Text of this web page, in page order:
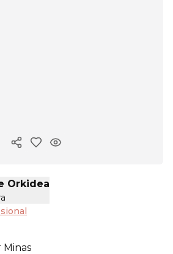
Copiar link
Orkidea
Minas